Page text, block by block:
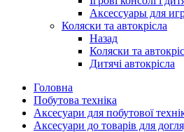
Аксессуары для
Коляски та автокрісла
Назад
Коляски та
Дитячі автокрісла
Головна
Побутова техніка
Аксесуари для побутової
Аксесуари до товарів для